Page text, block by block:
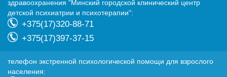
здравоохранения "Минский городской клинический центр
детской психиатрии и психотерапии":
+375(17)320-88-71
+375(17)397-37-15
телефон экстренной психологической помощи для взрослого
населения: